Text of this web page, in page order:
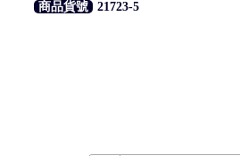
商品貨號 21723-5